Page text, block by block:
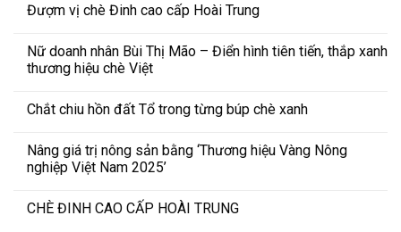
Đượm vị chè Đinh cao cấp Hoài Trung
Nữ doanh nhân Bùi Thị Mão – Điển hình tiên tiến, thắp xanh
thương hiệu chè Việt
Chắt chiu hồn đất Tổ trong từng búp chè xanh
Nâng giá trị nông sản bằng ‘Thương hiệu Vàng Nông
nghiệp Việt Nam 2025’
CHÈ ĐINH CAO CẤP HOÀI TRUNG